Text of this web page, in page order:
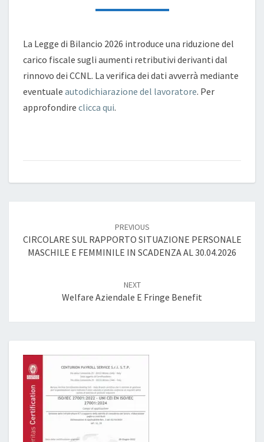
DEI
APPLICAZIONE
ANNO
2026
La Legge di Bilancio 2026 introduce una riduzione del
carico fiscale sugli aumenti retributivi derivanti dal
rinnovo dei CCNL. La verifica dei dati avverrà mediante
eventuale autodichiarazione del lavoratore. Per
approfondire clicca qui.
PREVIOUS
CIRCOLARE SUL RAPPORTO SITUAZIONE PERSONALE
MASCHILE E FEMMINILE IN SCADENZA AL 30.04.2026
NEXT
Welfare Aziendale E Fringe Benefit